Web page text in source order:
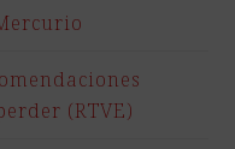
(RTVE)